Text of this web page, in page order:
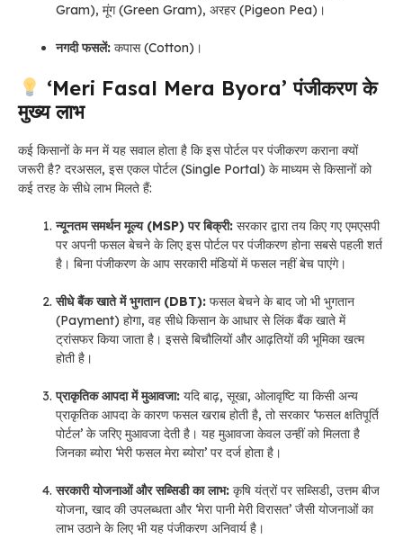
Gram), मूंग (Green Gram), अरहर (Pigeon Pea)।
नगदी फसलें: कपास (Cotton)।
‘Meri Fasal Mera Byora’ पंजीकरण के
मुख्य लाभ
कई किसानों के मन में यह सवाल होता है कि इस पोर्टल पर पंजीकरण कराना क्यों
जरूरी है? दरअसल, इस एकल पोर्टल (Single Portal) के माध्यम से किसानों को
कई तरह के सीधे लाभ मिलते हैं:
न्यूनतम समर्थन मूल्य (MSP) पर बिक्री: सरकार द्वारा तय किए गए एमएसपी
पर अपनी फसल बेचने के लिए इस पोर्टल पर पंजीकरण होना सबसे पहली शर्त
है। बिना पंजीकरण के आप सरकारी मंडियों में फसल नहीं बेच पाएंगे।
सीधे बैंक खाते में भुगतान (DBT): फसल बेचने के बाद जो भी भुगतान
(Payment) होगा, वह सीधे किसान के आधार से लिंक बैंक खाते में
ट्रांसफर किया जाता है। इससे बिचौलियों और आढ़तियों की भूमिका खत्म
होती है।
प्राकृतिक आपदा में मुआवजा: यदि बाढ़, सूखा, ओलावृष्टि या किसी अन्य
प्राकृतिक आपदा के कारण फसल खराब होती है, तो सरकार ‘फसल क्षतिपूर्ति
पोर्टल’ के जरिए मुआवजा देती है। यह मुआवजा केवल उन्हीं को मिलता है
जिनका ब्योरा ‘मेरी फसल मेरा ब्योरा’ पर दर्ज होता है।
सरकारी योजनाओं और सब्सिडी का लाभ: कृषि यंत्रों पर सब्सिडी, उत्तम बीज
योजना, खाद की उपलब्धता और ‘मेरा पानी मेरी विरासत’ जैसी योजनाओं का
लाभ उठाने के लिए भी यह पंजीकरण अनिवार्य है।